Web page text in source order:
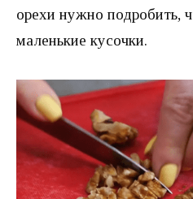
орехи нужно подробить,
маленькие кусочки.